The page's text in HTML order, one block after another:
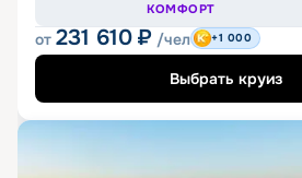
КОМФОРТ
от 231 610 ₽ /чел +1 000
Выбрать круиз